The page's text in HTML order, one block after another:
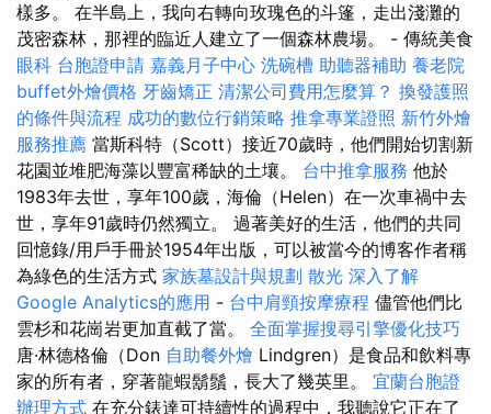
樣多。 在半島上，我向右轉向玫瑰色的斗篷，走出淺灘的
茂密森林，那裡的臨近人建立了一個森林農場。 - 傳統美食
眼科 台胞證申請 嘉義月子中心 洗碗槽 助聽器補助 養老院
buffet外燴價格 牙齒矯正 清潔公司費用怎麼算？ 換發護照
的條件與流程 成功的數位行銷策略 推拿專業證照 新竹外燴
服務推薦 當斯科特（Scott）接近70歲時，他們開始切割新
花園並堆肥海藻以豐富稀缺的土壤。 台中推拿服務 他於
1983年去世，享年100歲，海倫（Helen）在一次車禍中去
世，享年91歲時仍然獨立。 過著美好的生活，他們的共同
回憶錄/用戶手冊於1954年出版，可以被當今的博客作者稱
為綠色的生活方式 家族墓設計與規劃 散光 深入了解
Google Analytics的應用 - 台中肩頸按摩療程 儘管他們比
雲杉和花崗岩更加直截了當。 全面掌握搜尋引擎優化技巧
唐·林德格倫（Don 自助餐外燴 Lindgren）是食品和飲料專
家的所有者，穿著龍蝦鬍鬚，長大了幾英里。 宜蘭台胞證
辦理方式 在充分錶達可持續性的過程中，我聽說它正在了